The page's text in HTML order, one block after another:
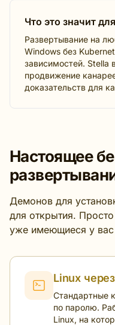
Что это значит
Развертывание на
Windows без
зависимостей. Stella
продвижение
доказательств для
Настоящее
Демонов для
для открытия.
уже имеющиеся у
Linux
Стандартные
по паролю.
Linux, на